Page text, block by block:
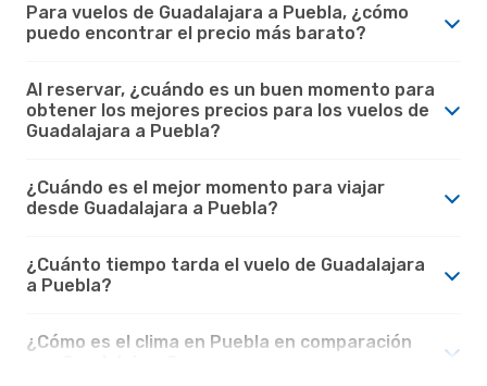
Para vuelos de Guadalajara a Puebla, ¿cómo
puedo encontrar el precio más barato?
Al reservar, ¿cuándo es un buen momento para
obtener los mejores precios para los vuelos de
Guadalajara a Puebla?
¿Cuándo es el mejor momento para viajar
desde Guadalajara a Puebla?
¿Cuánto tiempo tarda el vuelo de Guadalajara
a Puebla?
¿Cómo es el clima en Puebla en comparación